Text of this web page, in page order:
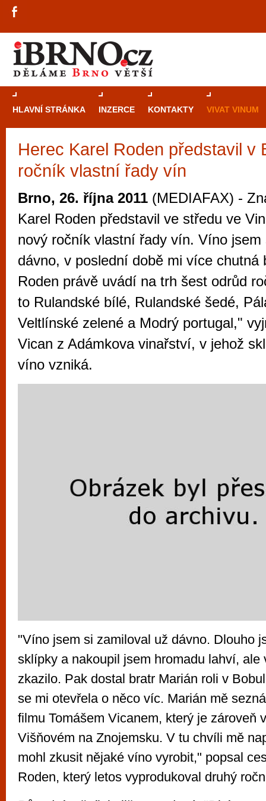
HLAVNÍ STRÁNKA INZERCE KONTAKTY VIVAT VINUM
Herec Karel Roden představil v
ročník vlastní řady vín
Brno, 26. října 2011 (MEDIAFAX) -
Karel Roden představil ve středu ve
nový ročník vlastní řady vín. Víno jsem
dávno, v poslední době mi více chutná
Roden právě uvádí na trh šest odrůd
to Rulandské bílé, Rulandské šedé,
Veltlínské zelené a Modrý portugal,"
Vican z Adámkova vinařství, v jehož
víno vzniká.
"Víno jsem si zamiloval už dávno. Dlouho
sklípky a nakoupil jsem hromadu lahví, ale
zkazilo. Pak dostal bratr Marián roli v
se mi otevřela o něco víc. Marián mě
filmu Tomášem Vicanem, který je zároveň
Višňovém na Znojemsku. V tu chvíli mě
mohl zkusit nějaké víno vyrobit," popsal
Roden, který letos vyprodukoval druhý
Průvodce
Brně: Od
Brno je
zajímavé
restaurace,
Mimo jiné je ale také místem, kde si
vyzkoušet různé kasinové hry. V
metropoli naleznete širokou nabídku her
po moderní automaty jak pro pravidelné
příležitostné hráče. V...